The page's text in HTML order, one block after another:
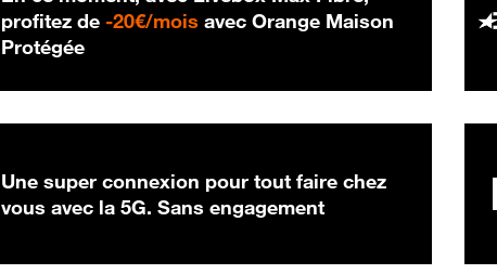
profitez de -20€/mois 20 € par mois
avec Orange Maison
Protégée
Une super connexion pour tout faire chez
vous avec la 5G. Sans engagement